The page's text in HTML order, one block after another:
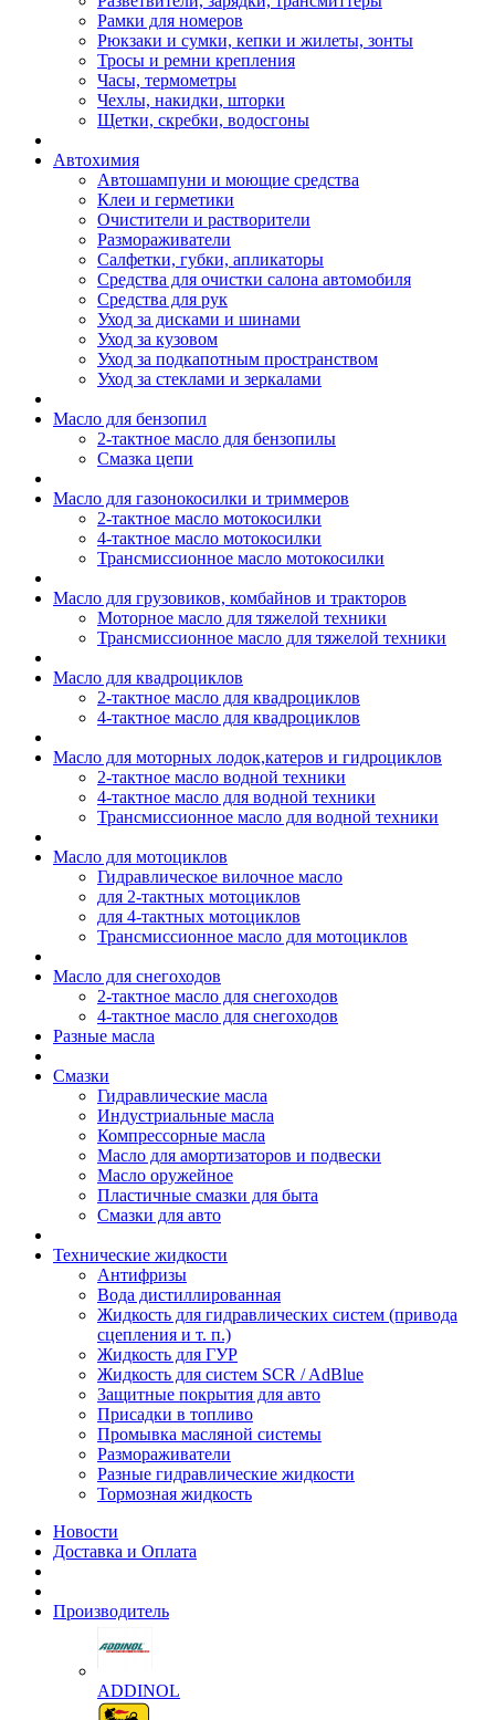
Рамки для номеров
Рюкзаки и сумки, кепки и жилеты, зонты
Тросы и ремни крепления
Часы, термометры
Чехлы, накидки, шторки
Щетки, скребки, водосгоны
Автохимия
Автошампуни и моющие средства
Клеи и герметики
Очистители и растворители
Размораживатели
Салфетки, губки, апликаторы
Средства для очистки салона автомобиля
Средства для рук
Уход за дисками и шинами
Уход за кузовом
Уход за подкапотным пространством
Уход за стеклами и зеркалами
Масло для бензопил
2-тактное масло для бензопилы
Cмазка цепи
Масло для газонокосилки и триммеров
2-тактное масло мотокосилки
4-тактное масло мотокосилки
Трансмиссионное масло мотокосилки
Масло для грузовиков, комбайнов и тракторов
Моторное масло для тяжелой техники
Трансмиссионное масло для тяжелой техники
Масло для квадроциклов
2-тактное масло для квадроциклов
4-тактное масло для квадроциклов
Масло для моторных лодок,катеров и гидроциклов
2-тактное масло водной техники
4-тактное масло для водной техники
Трансмиссионное масло для водной техники
Масло для мотоциклов
Гидравлическое вилочное масло
для 2-тактных мотоциклов
для 4-тактных мотоциклов
Трансмиссионное масло для мотоциклов
Масло для снегоходов
2-тактное масло для снегоходов
4-тактное масло для снегоходов
Разные масла
Смазки
Гидравлические масла
Индустриальные масла
Компрессорные масла
Масло для амортизаторов и подвески
Масло оружейное
Пластичные смазки для быта
Смазки для авто
Технические жидкости
Антифризы
Вода дистиллированная
Жидкость для гидравлических систем (привода
сцепления и т. п.)
Жидкость для ГУР
Жидкость для систем SCR / AdBlue
Защитные покрытия для авто
Присадки в топливо
Промывка масляной системы
Размораживатели
Разные гидравлические жидкости
Тормозная жидкость
Новости
Доставка и Оплата
Производитель
ADDINOL